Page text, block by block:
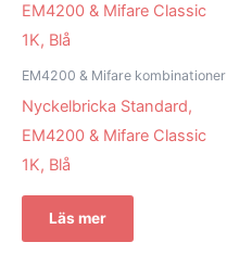
EM4200 & Mifare kombinationer
Nyckelbricka Standard,
EM4200 & Mifare Classic
1K, Blå
Läs mer